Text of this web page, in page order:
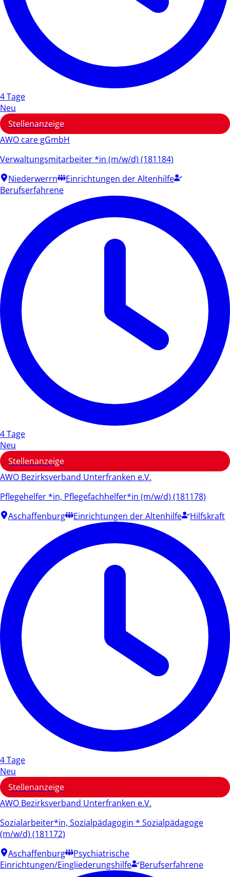
4 Tage
Neu
Stellenanzeige
AWO care gGmbH
Verwaltungsmitarbeiter *in (m/w/d) (181184)
Niederwerrn
Einrichtungen der Altenhilfe
Berufserfahrene
4 Tage
Neu
Stellenanzeige
AWO Bezirksverband Unterfranken e.V.
Pflegehelfer *in, Pflegefachhelfer*in (m/w/d) (181178)
Aschaffenburg
Einrichtungen der Altenhilfe Hilfskraft
4 Tage
Neu
Stellenanzeige
AWO Bezirksverband Unterfranken e.V.
Sozialarbeiter*in, Sozialpädagogin * Sozialpädagoge
(m/w/d) (181172)
Aschaffenburg
Psychiatrische
Einrichtungen/Eingliederungshilfe
Berufserfahrene